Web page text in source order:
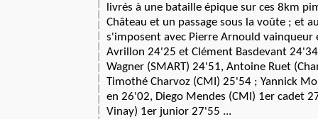
livrés à une bataille épique sur ces 8km
Château et un passage sous la voûte ; et
s'imposent avec Pierre Arnould
Avrillon 24'25 et Clément Basdevant
Wagner (SMART) 24'51, Antoine Ruet
Timothé Charvoz (CMI) 25'54 ; Yannick
en 26'02, Diego Mendes (CMI) 1er cadet
Vinay) 1er junior 27'55 ...